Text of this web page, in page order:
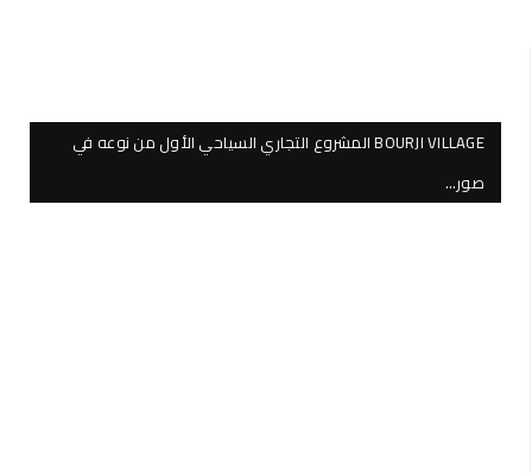
BOURJI VILLAGE المشروع التجاري السياحي الأول من نوعه في
صور…